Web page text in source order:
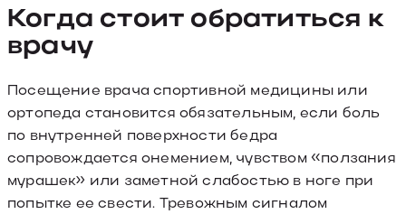
Когда стоит обратиться к
врачу
Посещение врача спортивной медицины или
ортопеда становится обязательным, если боль
по внутренней поверхности бедра
сопровождается онемением, чувством «ползания
мурашек» или заметной слабостью в ноге при
попытке ее свести. Тревожным сигналом